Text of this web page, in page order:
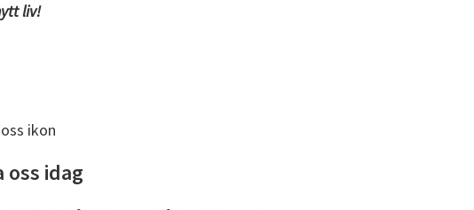
liv!
oss idag